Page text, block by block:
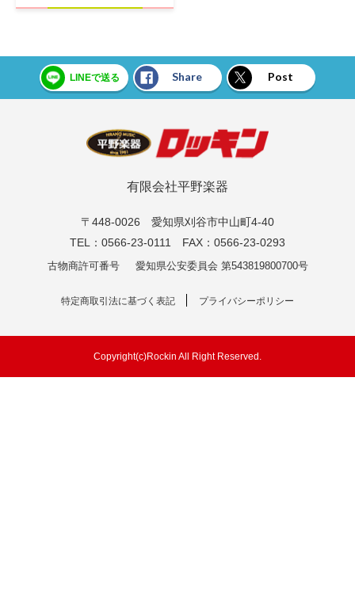
LINEで送る Share Post
有限会社平野楽器
〒448-0026 愛知県刈谷市中山町4-40
TEL：0566-23-0111 FAX：0566-23-0293
古物商許可番号 愛知県公安委員会 第543819800700号
特定商取引法に基づく表記 プライバシーポリシー
Copyright(c)Rockin All Right Reserved.